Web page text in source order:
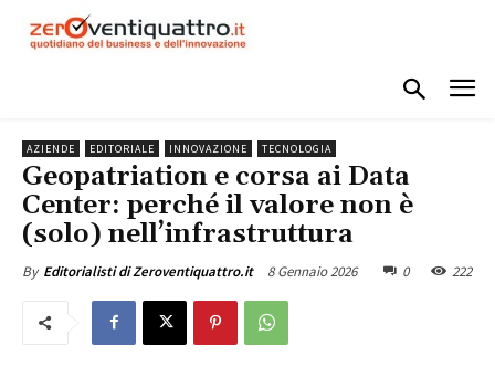
AZIENDE EDITORIALE INNOVAZIONE TECNOLOGIA
Geopatriation e corsa ai Data
Center: perché il valore non è
(solo) nell’infrastruttura
By Editorialisti di Zeroventiquattro.it 8 Gennaio 2026 0 222